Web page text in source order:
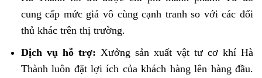
cung cấp mức giá vô cùng cạnh tranh so với các đối
thủ khác trên thị trường.
Dịch vụ hỗ trợ: Xưởng sản xuất vật tư cơ khí Hà
Thành luôn đặt lợi ích của khách hàng lên hàng đầu.